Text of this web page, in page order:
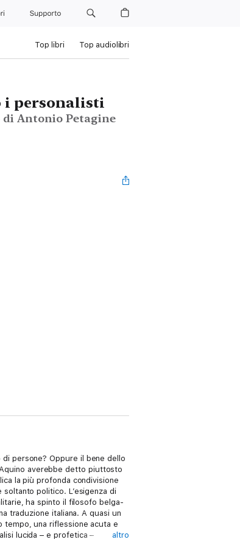
Supporto
Top libri Top audiolibri
i personalisti
Antonio Petagine
di persone? Oppure il bene dello
averebbe detto piuttosto
la più profonda condivisione
politico. L’esigenza di
ha spinto il filosofo belga-
traduzione italiana. A quasi un
tempo, una riflessione acuta e
lucida – e profetica –
altro